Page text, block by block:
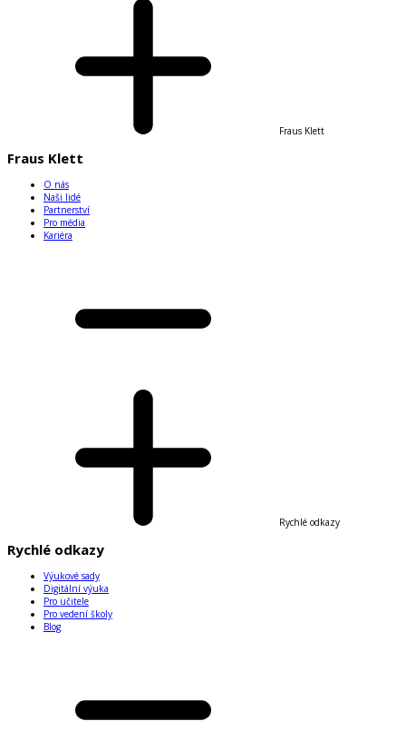
Fraus Klett
Fraus Klett
O nás
Naši lidé
Partnerství
Pro média
Kariéra
Rychlé odkazy
Rychlé odkazy
Výukové sady
Digitální výuka
Pro učitele
Pro vedení školy
Blog